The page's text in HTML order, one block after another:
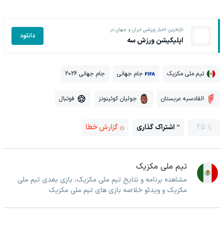
تازه‌ترین اخبار ورزشی ایران و جهان در
اپلیکیشن ورزش سه دانلود
تیم ملی مکزیک جام جهانی جام جهانی 2026
القادسیه عربستان جولیان کوئینونز فوتبال
25 اشتراک گذاری گزارش خطا
تیم ملی مکزیک
مشاهده برنامه و نتایج تیم ملی مکزیک، بازی بعدی تیم ملی
مکزیک و ویدئو خلاصه بازی های تیم ملی مکزیک